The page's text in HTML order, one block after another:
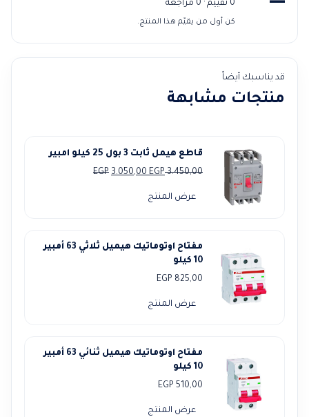
0 تقييم · 0 مراجعة
كن أول من يقيّم هذا المنتج.
قد يناسبك أيضاً
منتجات مشابهة
قاطع هيمل ثابت 3 بول 25 كيلو امبير
3.450,00
EGP
السعر 3.050,00EGP
السعر
عرض المنتج
مفتاح اوتوماتيك هيميل ثلاثي 63 أمبير
10 كيلو
825,00
EGP
عرض المنتج
مفتاح اوتوماتيك هيميل ثنائي 63 أمبير
10 كيلو
510,00
EGP
عرض المنتج